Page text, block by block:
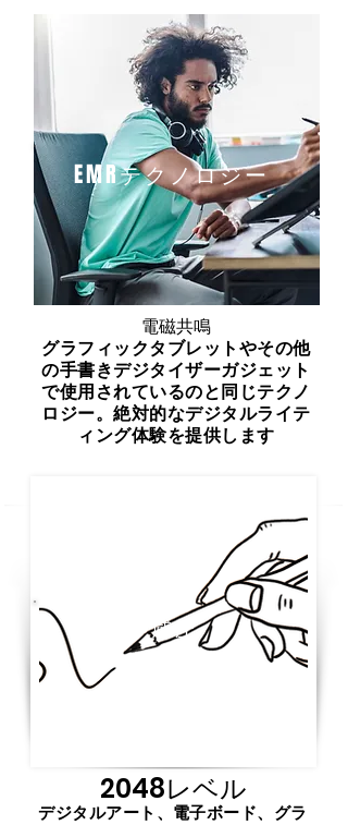
EMRテクノロジー
電磁共鳴
グラフィックタブレットやその他
の手書きデジタイザーガジェット
で使用されているのと同じテクノ
ロジー。絶対的なデジタルライテ
ィング体験を提供します
感圧
2048レベル
デジタルアート、電子ボード、グラ